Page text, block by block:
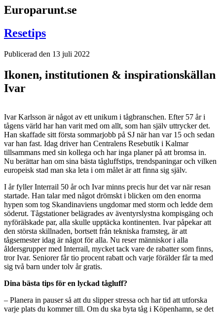
Europarunt.se
Resetips
Publicerad den 13 juli 2022
Ikonen, institutionen & inspirationskällan
Ivar
Ivar Karlsson är något av ett unikum i tågbranschen. Efter 57 år i
tågens värld har han varit med om allt, som han själv uttrycker det.
Han skaffade sitt första sommarjobb på SJ när han var 15 och sedan
var han fast. Idag driver han Centralens Resebutik i Kalmar
tillsammans med sin kollega och har inga planer på att bromsa in.
Nu berättar han om sina bästa tågluffstips, trendspaningar och vilken
europeisk stad man ska leta i om målet är att finna sig själv.
I år fyller Interrail 50 år och Ivar minns precis hur det var när resan
startade. Han talar med något drömskt i blicken om den enorma
hypen som tog Skandinaviens ungdomar med storm och ledde dem
söderut. Tågstationer belägrades av äventyrslystna kompisgäng och
nyförälskade par, alla skulle upptäcka kontinenten. Ivar påpekar att
den största skillnaden, bortsett från tekniska framsteg, är att
tågsemester idag är något för alla. Nu reser människor i alla
åldersgrupper med Interrail, mycket tack vare de rabatter som finns,
tror Ivar. Seniorer får tio procent rabatt och varje förälder får ta med
sig två barn under tolv år gratis.
Dina bästa tips för en lyckad tågluff?
– Planera in pauser så att du slipper stressa och har tid att utforska
varje plats du kommer till. Om du ska byta tåg i Köpenhamn, se det